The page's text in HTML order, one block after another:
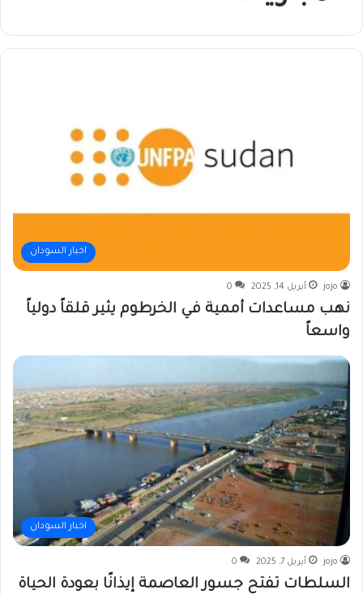
اخبار السودان
jojo أبريل 14, 2025 0
نهب مساعدات أممية في الخرطوم يثير قلقاً دولياً
واسعاً
اخبار السودان
jojo أبريل 7, 2025 0
السلطات تفتح جسور العاصمة إيذانًا بعودة الحياة